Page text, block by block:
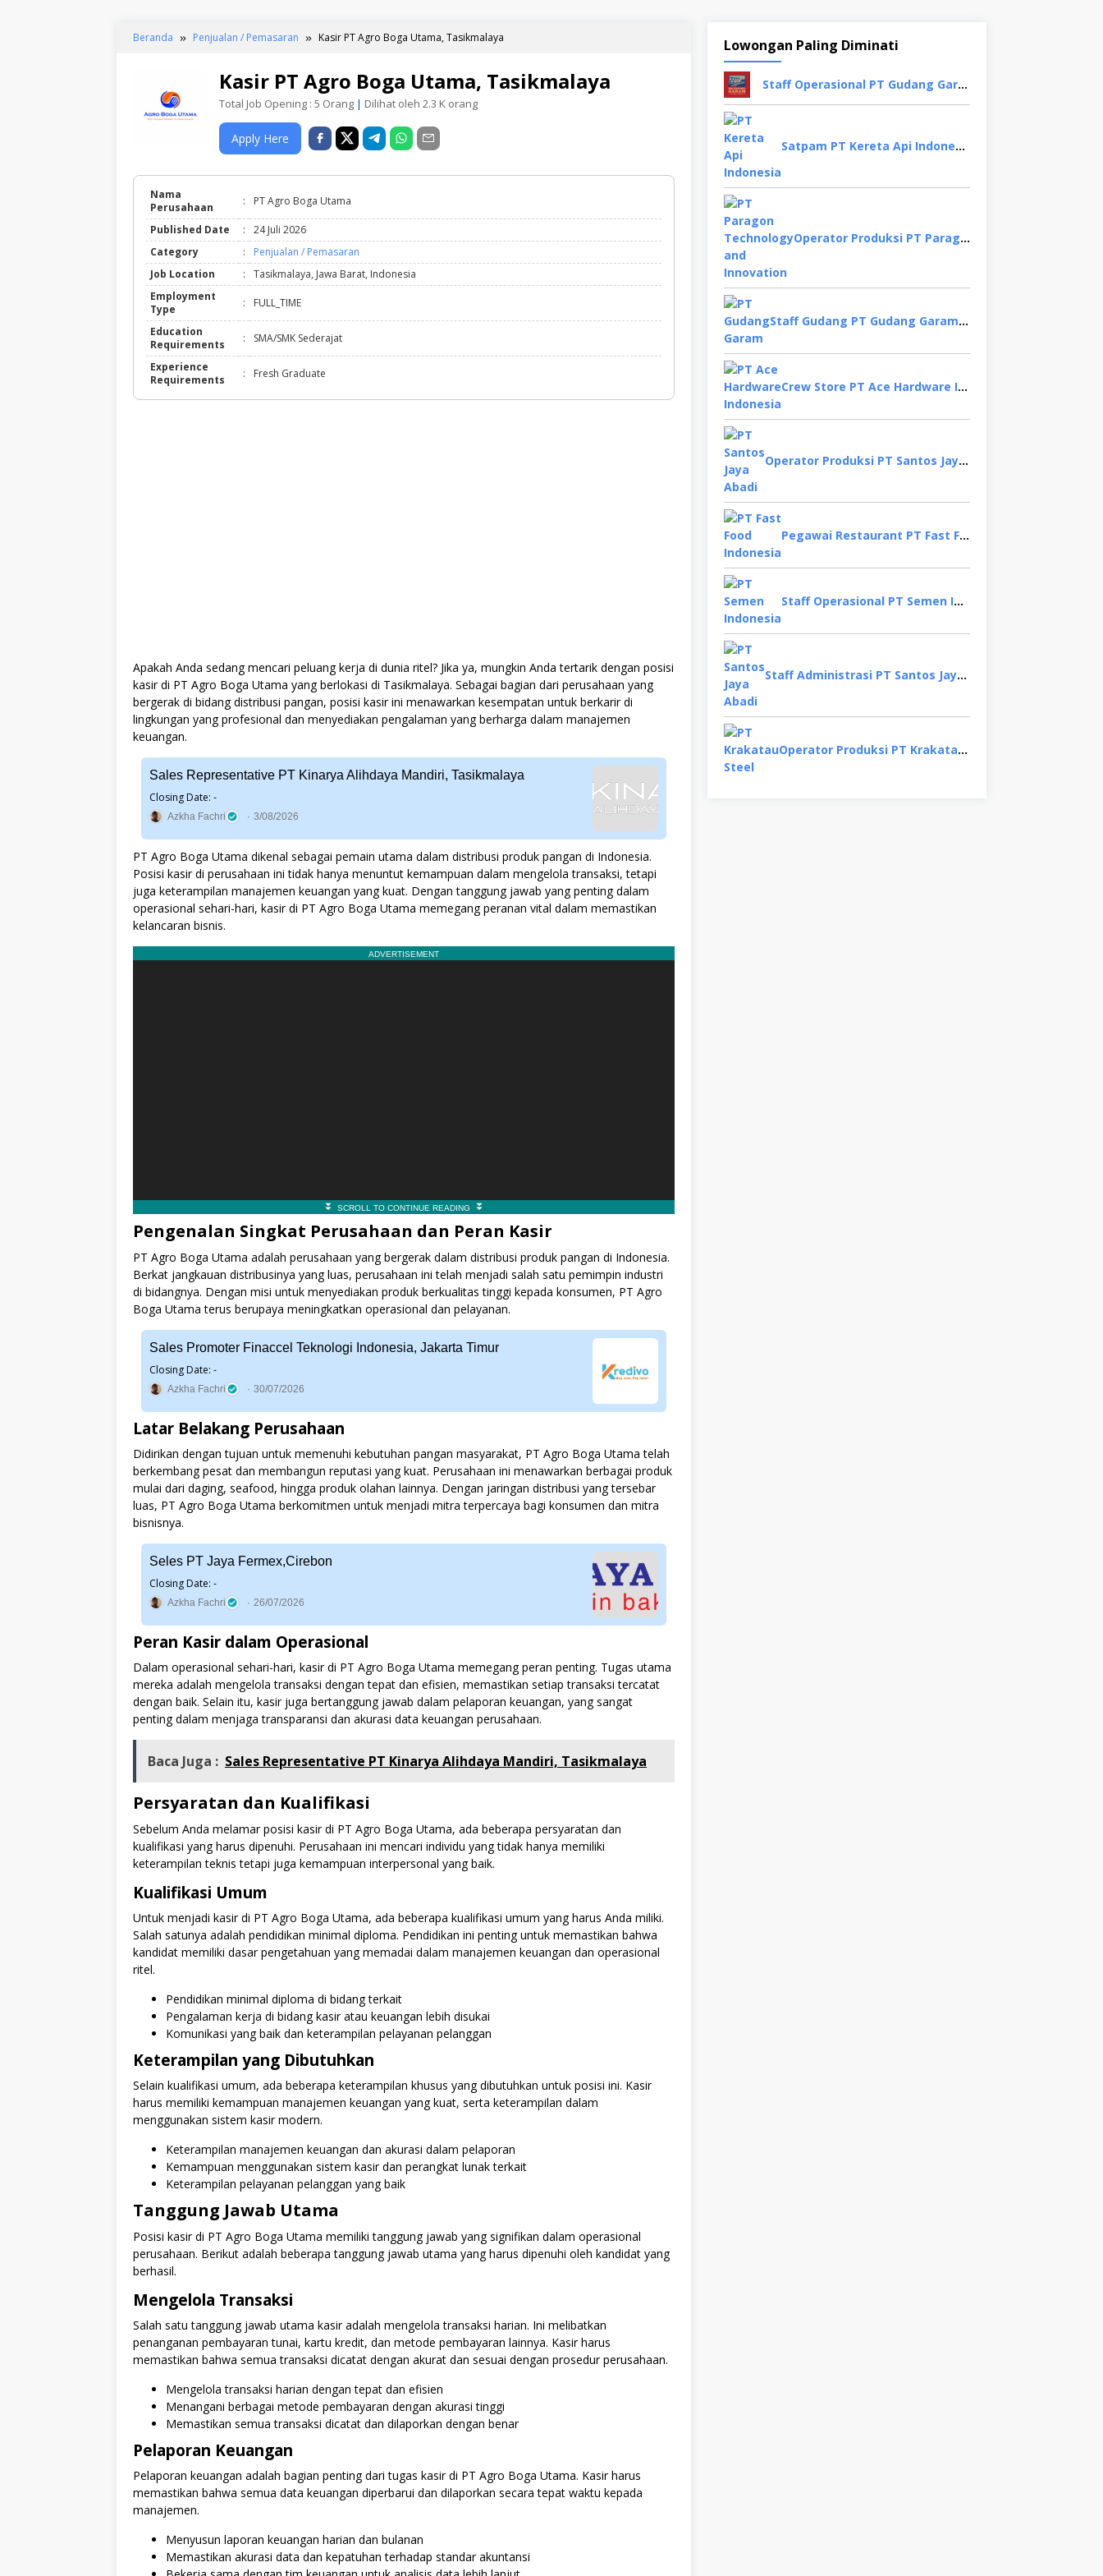
Beranda Penjualan / Pemasaran Kasir PT Agro Boga Utama, Tasikmalaya
Kasir PT Agro Boga Utama, Tasikmalaya
Total Job Opening : 5 Orang | Dilihat oleh 2.3 K orang
Apply Here
Nama
Perusahaan
: PT Agro Boga Utama
Published Date :
24 Juli 2026
Category
:
Penjualan / Pemasaran
Job Location
:
Tasikmalaya, Jawa Barat, Indonesia
Employment
Type
: FULL_TIME
Education
Requirements
: SMA/SMK Sederajat
Experience
Requirements
: Fresh Graduate
Apakah Anda sedang mencari peluang kerja di dunia ritel? Jika ya, mungkin Anda tertarik dengan posisi
kasir di PT Agro Boga Utama yang berlokasi di Tasikmalaya. Sebagai bagian dari perusahaan yang
bergerak di bidang distribusi pangan, posisi kasir ini menawarkan kesempatan untuk berkarir di
lingkungan yang profesional dan menyediakan pengalaman yang berharga dalam manajemen
keuangan.
Sales Representative PT Kinarya Alihdaya Mandiri, Tasikmalaya
Closing Date: -
Azkha Fachri 3/08/2026
PT Agro Boga Utama dikenal sebagai pemain utama dalam distribusi produk pangan di Indonesia.
Posisi kasir di perusahaan ini tidak hanya menuntut kemampuan dalam mengelola transaksi, tetapi
juga keterampilan manajemen keuangan yang kuat. Dengan tanggung jawab yang penting dalam
operasional sehari-hari, kasir di PT Agro Boga Utama memegang peranan vital dalam memastikan
kelancaran bisnis.
Pengenalan Singkat Perusahaan dan Peran Kasir
PT Agro Boga Utama adalah perusahaan yang bergerak dalam distribusi produk pangan di Indonesia.
Berkat jangkauan distribusinya yang luas, perusahaan ini telah menjadi salah satu pemimpin industri
di bidangnya. Dengan misi untuk menyediakan produk berkualitas tinggi kepada konsumen, PT Agro
Boga Utama terus berupaya meningkatkan operasional dan pelayanan.
Sales Promoter Finaccel Teknologi Indonesia, Jakarta Timur
Closing Date: -
Azkha Fachri 30/07/2026
Latar Belakang Perusahaan
Didirikan dengan tujuan untuk memenuhi kebutuhan pangan masyarakat, PT Agro Boga Utama telah
berkembang pesat dan membangun reputasi yang kuat. Perusahaan ini menawarkan berbagai produk
mulai dari daging, seafood, hingga produk olahan lainnya. Dengan jaringan distribusi yang tersebar
luas, PT Agro Boga Utama berkomitmen untuk menjadi mitra terpercaya bagi konsumen dan mitra
bisnisnya.
Seles PT Jaya Fermex,Cirebon
Closing Date: -
Azkha Fachri 26/07/2026
Peran Kasir dalam Operasional
Dalam operasional sehari-hari, kasir di PT Agro Boga Utama memegang peran penting. Tugas utama
mereka adalah mengelola transaksi dengan tepat dan efisien, memastikan setiap transaksi tercatat
dengan baik. Selain itu, kasir juga bertanggung jawab dalam pelaporan keuangan, yang sangat
penting dalam menjaga transparansi dan akurasi data keuangan perusahaan.
Baca Juga : Sales Representative PT Kinarya Alihdaya Mandiri, Tasikmalaya
Persyaratan dan Kualifikasi
Sebelum Anda melamar posisi kasir di PT Agro Boga Utama, ada beberapa persyaratan dan
kualifikasi yang harus dipenuhi. Perusahaan ini mencari individu yang tidak hanya memiliki
keterampilan teknis tetapi juga kemampuan interpersonal yang baik.
Kualifikasi Umum
Untuk menjadi kasir di PT Agro Boga Utama, ada beberapa kualifikasi umum yang harus Anda miliki.
Salah satunya adalah pendidikan minimal diploma. Pendidikan ini penting untuk memastikan bahwa
kandidat memiliki dasar pengetahuan yang memadai dalam manajemen keuangan dan operasional
ritel.
Pendidikan minimal diploma di bidang terkait
Pengalaman kerja di bidang kasir atau keuangan lebih disukai
Komunikasi yang baik dan keterampilan pelayanan pelanggan
Keterampilan yang Dibutuhkan
Selain kualifikasi umum, ada beberapa keterampilan khusus yang dibutuhkan untuk posisi ini. Kasir
harus memiliki kemampuan manajemen keuangan yang kuat, serta keterampilan dalam
menggunakan sistem kasir modern.
Keterampilan manajemen keuangan dan akurasi dalam pelaporan
Kemampuan menggunakan sistem kasir dan perangkat lunak terkait
Keterampilan pelayanan pelanggan yang baik
Tanggung Jawab Utama
Posisi kasir di PT Agro Boga Utama memiliki tanggung jawab yang signifikan dalam operasional
perusahaan. Berikut adalah beberapa tanggung jawab utama yang harus dipenuhi oleh kandidat yang
berhasil.
Mengelola Transaksi
Salah satu tanggung jawab utama kasir adalah mengelola transaksi harian. Ini melibatkan
penanganan pembayaran tunai, kartu kredit, dan metode pembayaran lainnya. Kasir harus
memastikan bahwa semua transaksi dicatat dengan akurat dan sesuai dengan prosedur perusahaan.
Mengelola transaksi harian dengan tepat dan efisien
Menangani berbagai metode pembayaran dengan akurasi tinggi
Memastikan semua transaksi dicatat dan dilaporkan dengan benar
Pelaporan Keuangan
Pelaporan keuangan adalah bagian penting dari tugas kasir di PT Agro Boga Utama. Kasir harus
memastikan bahwa semua data keuangan diperbarui dan dilaporkan secara tepat waktu kepada
manajemen.
Menyusun laporan keuangan harian dan bulanan
Memastikan akurasi data dan kepatuhan terhadap standar akuntansi
Lowongan Paling Diminati
Staff Operasional PT Gudang Garam, Sidoarjo
Satpam PT Kereta Api Indonesia,Bogor
Operator Produksi PT Paragon Technology and Innovation, Tangerang
Staff Gudang PT Gudang Garam, Kediri
Crew Store PT Ace Hardware Indonesia, Bekasi
Operator Produksi PT Santos Jaya Abadi, Semarang
Pegawai Restaurant PT Fast Food Indonesia, Surabaya
Staff Operasional PT Semen Indonesia, Tuban
Staff Administrasi PT Santos Jaya Abadi, Sidoarjo
Operator Produksi PT Krakatau Steel, Binjai